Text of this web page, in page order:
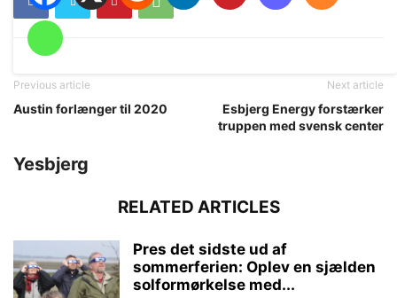
Previous article
Austin forlænger til 2020
Next article
Esbjerg Energy forstærker
truppen med svensk center
Yesbjerg
RELATED ARTICLES
Pres det sidste ud af
sommerferien: Oplev en sjælden
solformørkelse med...